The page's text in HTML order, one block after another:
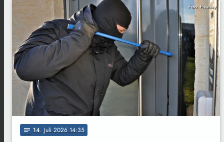
Foto: Pixabay
notes 14. Juli 2026 14:35